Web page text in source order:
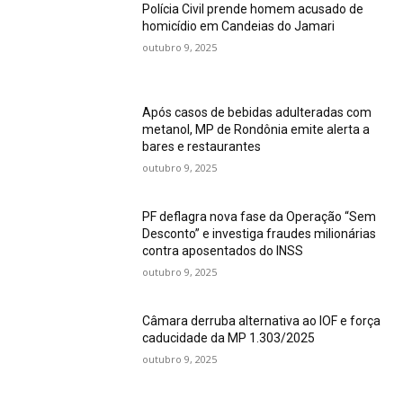
Polícia Civil prende homem acusado de
homicídio em Candeias do Jamari
outubro 9, 2025
Após casos de bebidas adulteradas com
metanol, MP de Rondônia emite alerta a
bares e restaurantes
outubro 9, 2025
PF deflagra nova fase da Operação “Sem
Desconto” e investiga fraudes milionárias
contra aposentados do INSS
outubro 9, 2025
Câmara derruba alternativa ao IOF e força
caducidade da MP 1.303/2025
outubro 9, 2025